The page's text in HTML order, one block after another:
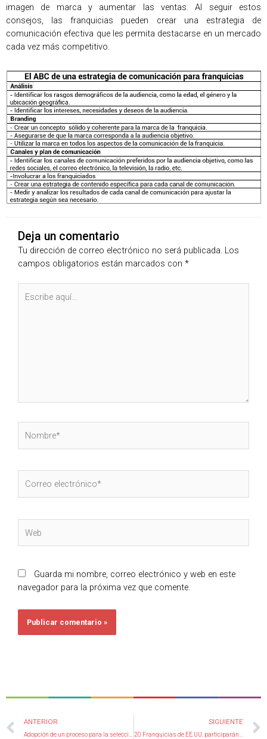
imagen de marca y aumentar las ventas. Al seguir estos
consejos, las franquicias pueden crear una estrategia de
comunicación efectiva que les permita destacarse en un mercado
cada vez más competitivo.
Deja un comentario
Tu dirección de correo electrónico no será publicada. Los
campos obligatorios están marcados con *
aquí...
electrónico*
Guarda mi nombre, correo electrónico y web en este
navegador para la próxima vez que comente.
Ant
ANTERIOR
Adopción de un proceso para la selección de franquiciados: Claves para escoger los mejores candidatos
SIGUIENTE
20 Franquicias de EE.UU. participarán en la 15ª Feria FANYF 2023